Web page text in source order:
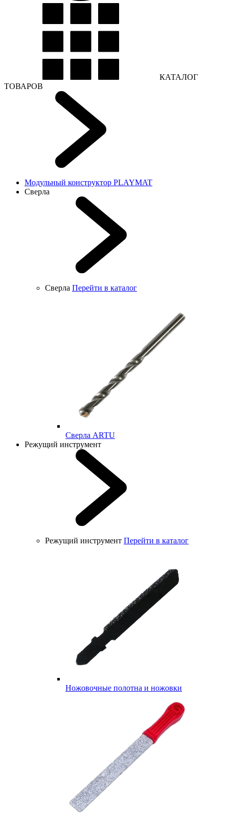
КАТАЛОГ
ТОВАРОВ
Модульный конструктор PLAYMAT
Сверла
Сверла Перейти в каталог
Cверла ARTU
Режущий инструмент
Режущий инструмент Перейти в каталог
Ножовочные полотна и ножовки